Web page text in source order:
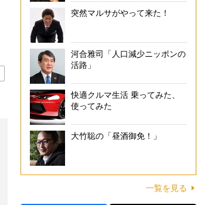
突然マルサがやって来た！
河合雅司「人口減少ニッポンの
活路」
快適クルマ生活 乗ってみた、
使ってみた
大竹聡の「昼酒御免！」
一覧を見る